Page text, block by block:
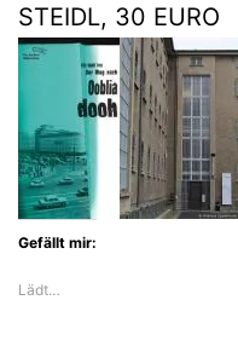
STEIDL, 30 EURO
Gefällt mir:
Lädt…